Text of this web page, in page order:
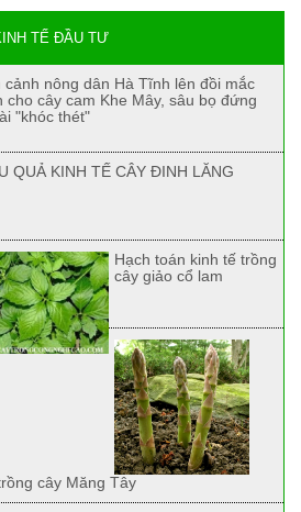
TẾ ĐẦU TƯ
cảnh nông dân Hà Tĩnh lên đồi mắc
cho cây cam Khe Mây, sâu bọ đứng
"khóc thét"
QUẢ KINH TẾ CÂY ĐINH LĂNG
Hạch toán kinh tế trồng
cây giảo cổ lam
cây Măng Tây